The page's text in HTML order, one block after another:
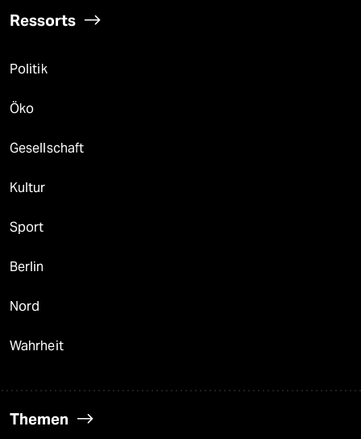
Ressorts
Politik
Öko
Gesellschaft
Kultur
Sport
Berlin
Nord
Wahrheit
Themen